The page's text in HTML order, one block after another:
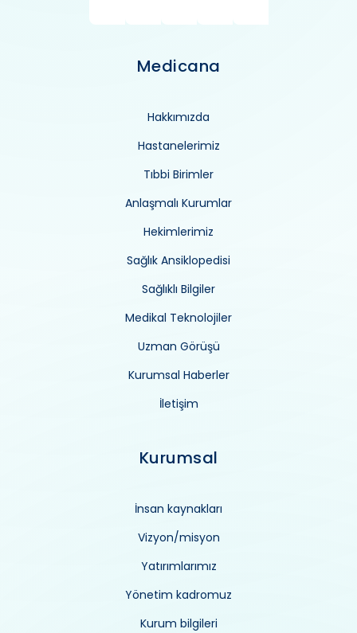
Medicana
Hakkımızda
Hastanelerimiz
Tıbbi Birimler
Anlaşmalı Kurumlar
Hekimlerimiz
Sağlık Ansiklopedisi
Sağlıklı Bilgiler
Medikal Teknolojiler
Uzman Görüşü
Kurumsal Haberler
İletişim
Kurumsal
İnsan kaynakları
Vizyon/misyon
Yatırımlarımız
Yönetim kadromuz
Kurum bilgileri